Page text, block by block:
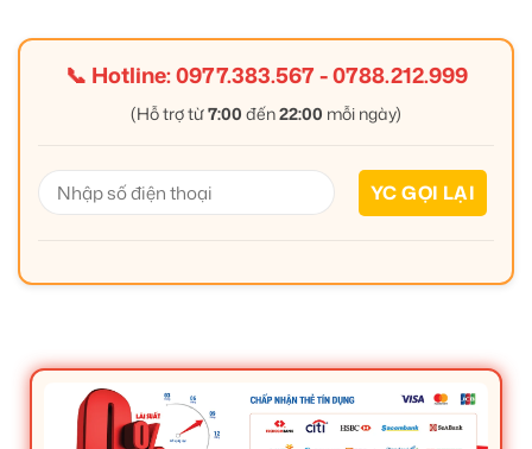
📞 Hotline:0977.383.567-0788.212.999
(Hỗ trợ từ7:00 đến22:00 mỗi ngày)